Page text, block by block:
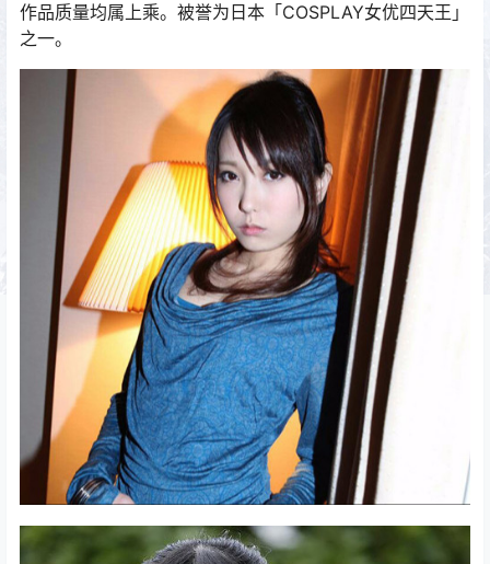
作品质量均属上乘。被誉为日本「COSPLAY女优四天王」
之一。